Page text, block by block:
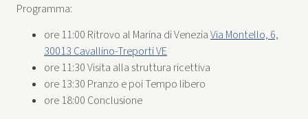
Programma:
ore 11:00 Ritrovo al Marina di VeneziaVia Montello, 6,
30013 Cavallino-Treporti VE
ore 11:30 Visita alla struttura ricettiva
ore 13:30 Pranzo e poi Tempo libero
ore 18:00 Conclusione